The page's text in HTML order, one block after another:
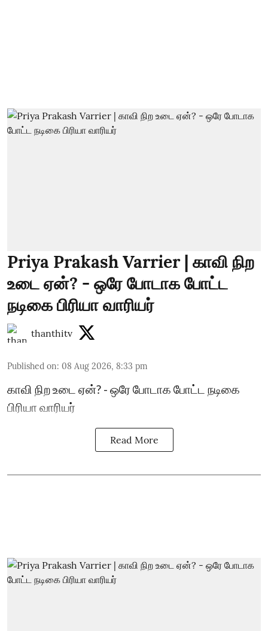
Priya Prakash Varrier | காவி நிற
உடை ஏன்? - ஒரே போடாக போட்ட
நடிகை பிரியா வாரியர்
thanthitv
Published on: 08 Aug 2026, 8:33 pm
காவி நிற உடை ஏன்? - ஒரே போடாக போட்ட நடிகை
பிரியா வாரியர்
Read More